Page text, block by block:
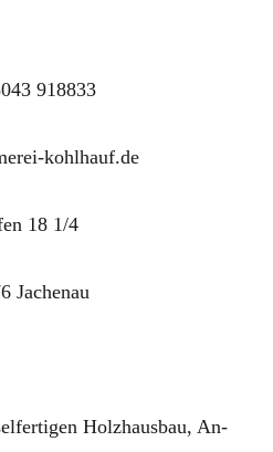
918833
kohlhauf.de
18 1/4
Jachenau
Holzhausbau, An-